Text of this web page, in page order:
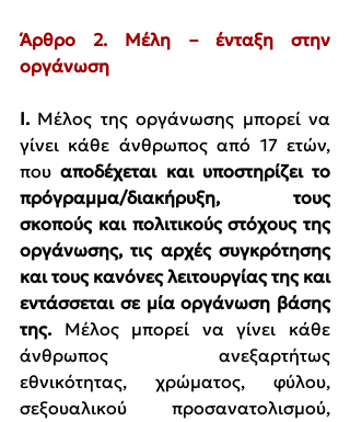
Άρθρο 2. Μέλη – ένταξη στην
οργάνωση
I. Μέλος της οργάνωσης μπορεί να
γίνει κάθε άνθρωπος από 17 ετών,
που αποδέχεται και υποστηρίζει το
πρόγραμμα/διακήρυξη, τους
σκοπούς και πολιτικούς στόχους της
οργάνωσης, τις αρχές συγκρότησης
και τους κανόνες λειτουργίας της και
εντάσσεται σε μία οργάνωση βάσης
της. Μέλος μπορεί να γίνει κάθε
άνθρωπος ανεξαρτήτως
εθνικότητας, χρώματος, φύλου,
σεξουαλικού προσανατολισμού,